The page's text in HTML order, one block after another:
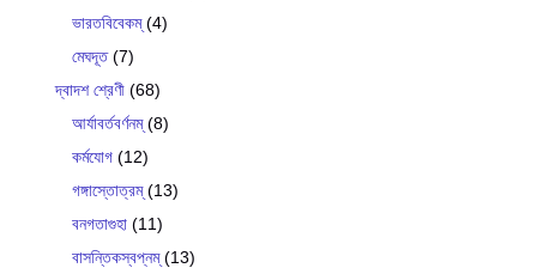
ভারতবিবেকম্(4)
মেঘদূত(7)
দ্বাদশ শ্রেণী (68)
আর্যাবর্তবর্ণনম্(8)
কর্মযোগ (12)
গঙ্গাস্তোত্রম্(13)
বনগতাগুহা (11)
বাসন্তিকস্বপ্নম্(13)